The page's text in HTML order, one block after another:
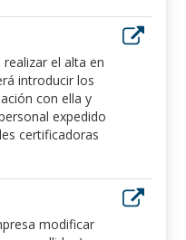
el alta en
introducir los
con ella y
expedido
certificadoras
modificar